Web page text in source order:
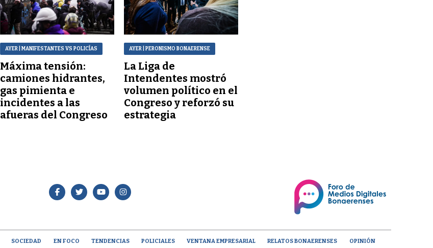
AYER | MANIFESTANTES VS POLICÍAS
Máxima tensión:
camiones hidrantes,
gas pimienta e
incidentes a las
afueras del Congreso
AYER | PERONISMO BONAERENSE
La Liga de
Intendentes mostró
volumen político en el
Congreso y reforzó su
estrategia
SOCIEDAD EN FOCO TENDENCIAS POLICIALES VENTANA EMPRESARIAL RELATOS BONAERENSES OPINIÓN